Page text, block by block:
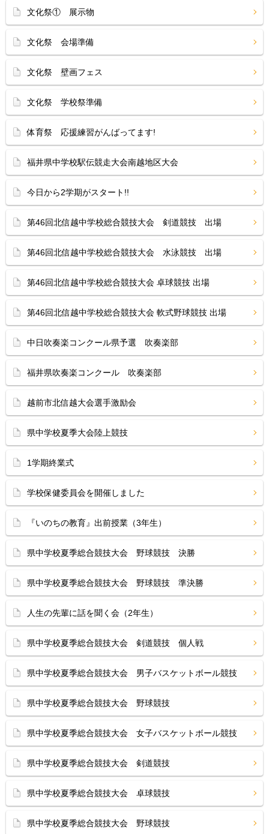
文化祭① 展示物
文化祭 会場準備
文化祭 壁画フェス
文化祭 学校祭準備
体育祭 応援練習がんばってます!
福井県中学校駅伝競走大会南越地区大会
今日から2学期がスタート!!
第46回北信越中学校総合競技大会 剣道競技 出場
第46回北信越中学校総合競技大会 水泳競技 出場
第46回北信越中学校総合競技大会 卓球競技 出場
第46回北信越中学校総合競技大会 軟式野球競技 出場
中日吹奏楽コンクール県予選 吹奏楽部
福井県吹奏楽コンクール 吹奏楽部
越前市北信越大会選手激励会
県中学校夏季大会陸上競技
1学期終業式
学校保健委員会を開催しました
『いのちの教育』出前授業（3年生）
県中学校夏季総合競技大会 野球競技 決勝
県中学校夏季総合競技大会 野球競技 準決勝
人生の先輩に話を聞く会（2年生）
県中学校夏季総合競技大会 剣道競技 個人戦
県中学校夏季総合競技大会 男子バスケットボール競技
県中学校夏季総合競技大会 野球競技
県中学校夏季総合競技大会 女子バスケットボール競技
県中学校夏季総合競技大会 剣道競技
県中学校夏季総合競技大会 卓球競技
県中学校夏季総合競技大会 野球競技